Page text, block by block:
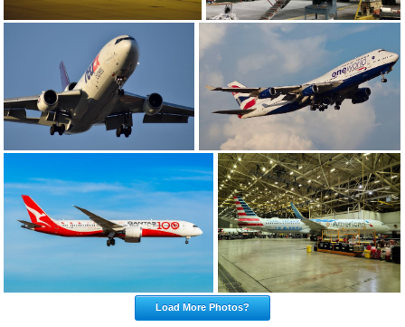
Load More Photos?